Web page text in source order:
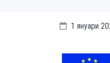
1 януари